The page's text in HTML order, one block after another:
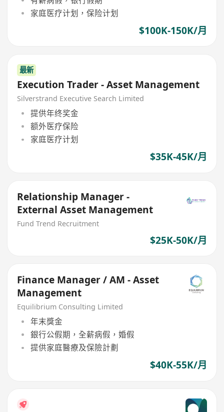
家庭医疗计划，保险计划
$100K-150K/月
最新
Execution Trader - Asset Management
Silverstrand Executive Search Limited
提供年终奖金
额外医疗保险
家庭医疗计划
$35K-45K/月
Relationship Manager -
External Asset Management
Fund Trend Recruitment
$25K-50K/月
Finance Manager / AM - Asset
Management
Equilibrium Consulting Limited
年末獎金
銀行公假期，全薪病假，婚假
提供家庭醫療及保險計劃
$40K-55K/月